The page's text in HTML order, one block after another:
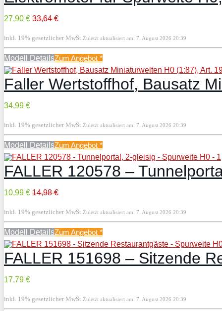
27,90 € 33,64 €
inkl. 19% gesetzlicher MwSt. Zuletzt aktualisiert am: 7. August 2026 20:39
Modell DetailsZum Angebot *
Faller Wertstoffhof, Bausatz
34,99 €
inkl. 19% gesetzlicher MwSt. Zuletzt aktualisiert am: 7. August 2026 20:39
Modell DetailsZum Angebot *
FALLER 120578 –
10,99 € 14,98 €
inkl. 19% gesetzlicher MwSt. Zuletzt aktualisiert am: 7. August 2026 20:39
Modell DetailsZum Angebot *
FALLER 151698 – Sitzende
17,79 €
inkl. 19% gesetzlicher MwSt. Zuletzt aktualisiert am: 7. August 2026 20:39